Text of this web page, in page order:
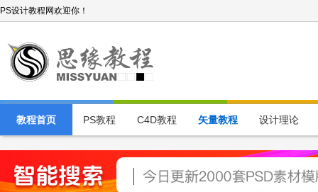
PS设计教程网欢迎你！
教程首页 PS教程 C4D教程 矢量教程 设计理论